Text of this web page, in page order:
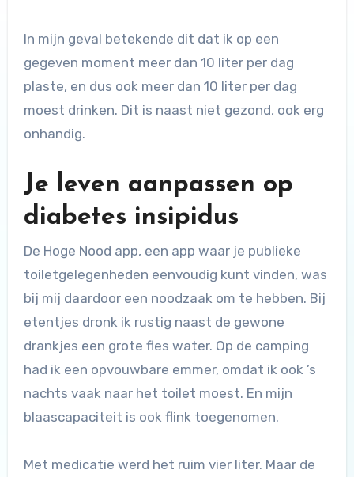
In mijn geval betekende dit dat ik op een
gegeven moment meer dan 10 liter per dag
plaste, en dus ook meer dan 10 liter per dag
moest drinken. Dit is naast niet gezond, ook erg
onhandig.
Je leven aanpassen op
diabetes insipidus
De Hoge Nood app, een app waar je publieke
toiletgelegenheden eenvoudig kunt vinden, was
bij mij daardoor een noodzaak om te hebben. Bij
etentjes dronk ik rustig naast de gewone
drankjes een grote fles water. Op de camping
had ik een opvouwbare emmer, omdat ik ook ’s
nachts vaak naar het toilet moest. En mijn
blaascapaciteit is ook flink toegenomen.
Met medicatie werd het ruim vier liter. Maar de